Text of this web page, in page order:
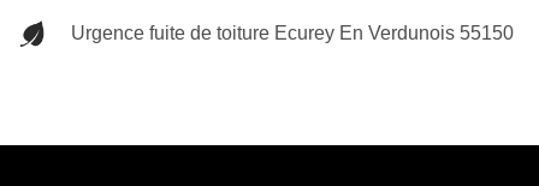
Urgence fuite de toiture Ecurey En Verdunois 55150